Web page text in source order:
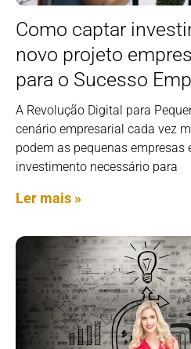
Como captar
novo projeto
para o Sucesso
A Revolução Digital para
cenário empresarial cada vez
podem as pequenas empresas
investimento necessário para
Ler mais »